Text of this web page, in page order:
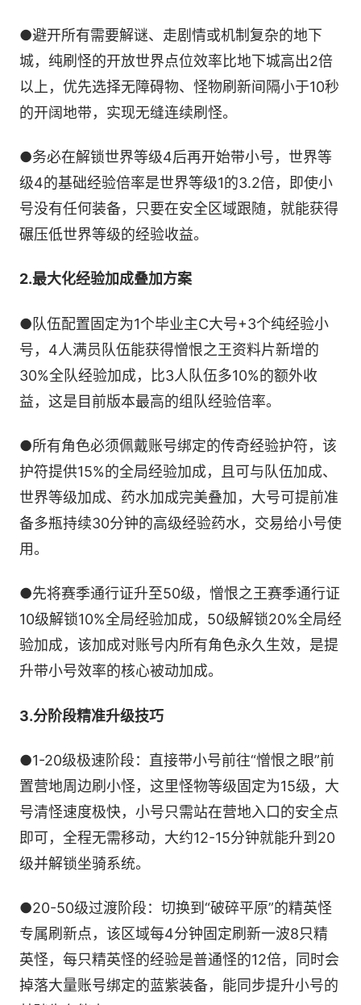
●避开所有需要解谜、走剧情或机制复杂的地下
城，纯刷怪的开放世界点位效率比地下城高出2倍
以上，优先选择无障碍物、怪物刷新间隔小于10秒
的开阔地带，实现无缝连续刷怪。
●务必在解锁世界等级4后再开始带小号，世界等
级4的基础经验倍率是世界等级1的3.2倍，即使小
号没有任何装备，只要在安全区域跟随，就能获得
碾压低世界等级的经验收益。
2.最大化经验加成叠加方案
●队伍配置固定为1个毕业主C大号+3个纯经验小
号，4人满员队伍能获得憎恨之王资料片新增的
30%全队经验加成，比3人队伍多10%的额外收
益，这是目前版本最高的组队经验倍率。
●所有角色必须佩戴账号绑定的传奇经验护符，该
护符提供15%的全局经验加成，且可与队伍加成、
世界等级加成、药水加成完美叠加，大号可提前准
备多瓶持续30分钟的高级经验药水，交易给小号使
用。
●先将赛季通行证升至50级，憎恨之王赛季通行证
10级解锁10%全局经验加成，50级解锁20%全局经
验加成，该加成对账号内所有角色永久生效，是提
升带小号效率的核心被动加成。
3.分阶段精准升级技巧
●1-20级极速阶段：直接带小号前往“憎恨之眼”前
置营地周边刷小怪，这里怪物等级固定为15级，大
号清怪速度极快，小号只需站在营地入口的安全点
即可，全程无需移动，大约12-15分钟就能升到20
级并解锁坐骑系统。
●20-50级过渡阶段：切换到“破碎平原”的精英怪
专属刷新点，该区域每4分钟固定刷新一波8只精
英怪，每只精英怪的经验是普通怪的12倍，同时会
掉落大量账号绑定的蓝紫装备，能同步提升小号的